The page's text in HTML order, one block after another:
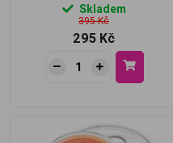
Skladem
395 Kč
295 Kč